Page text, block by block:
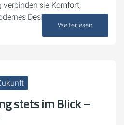
verbinden sie Komfort,
Design.
Weiterlesen
stets im Blick –